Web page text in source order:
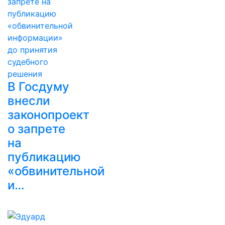
В Госдуму
внесли
законопроект
о запрете
на
публикацию
«обвинительной
и…